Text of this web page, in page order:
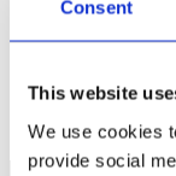
Consent
This website
We use cookies
provide social
Fuskar 8 av 10